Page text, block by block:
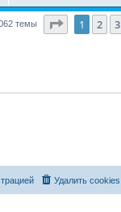
темы Страница1
1 2 3
Удалить cookies